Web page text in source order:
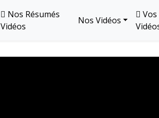
Nos Résumés
Vidéos
Nos Vidéos
Vos